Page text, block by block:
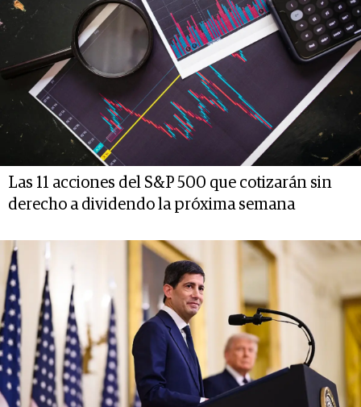
Las 11 acciones del S&P 500 que cotizarán sin
derecho a dividendo la próxima semana